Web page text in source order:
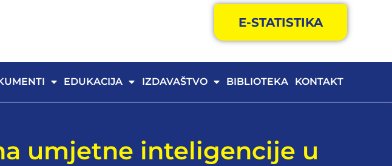
E-STATISTIKA
EDUKACIJA IZDAVAŠTVO BIBLIOTEKA KONTAKT
umjetne inteligencije u